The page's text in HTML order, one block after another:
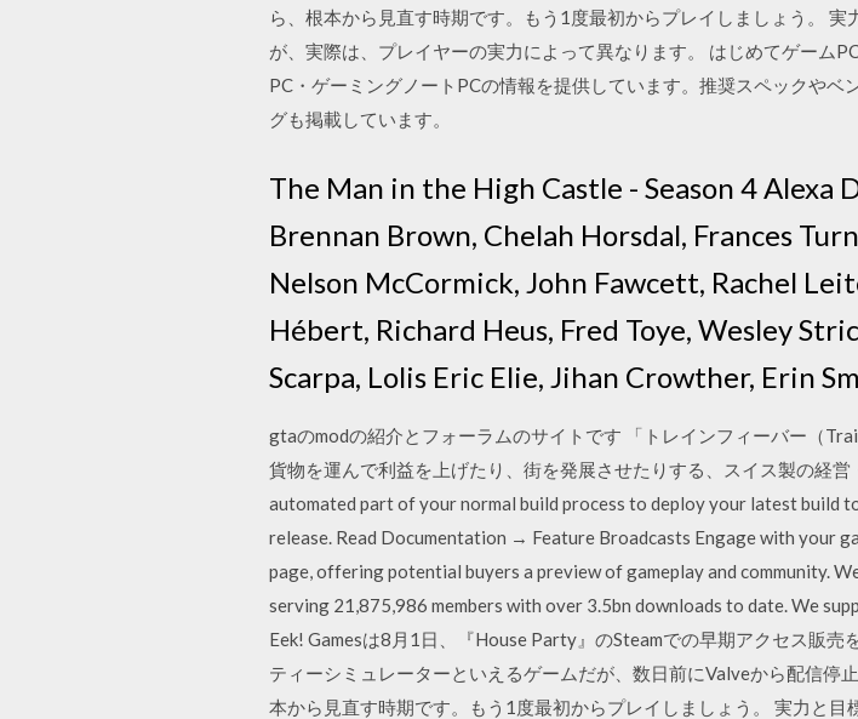
ら、根本から見直す時期です。もう1度最初からプレイしましょう。
が、実際は、プレイヤーの実力によって異なります。 はじめてゲーム
PC・ゲーミングノートPCの情報を提供しています。推奨スペックや
グも掲載しています。
The Man in the High Castle - Season 4 Alexa
Brennan Brown, Chelah Horsdal, Frances
Nelson McCormick, John Fawcett, Rachel
Hébert, Richard Heus, Fred Toye, Wesley
Scarpa, Lolis Eric Elie, Jihan Crowther, Erin
gtaのmodの紹介とフォーラムのサイトです 「トレインフィーバー（
貨物を運んで利益を上げたり、街を発展させたりする、スイス製の経
automated part of your normal build process to deploy your latest build
release. Read Documentation → Feature Broadcasts Engage with your
page, offering potential buyers a preview of gameplay and community.
serving 21,875,986 members with over 3.5bn downloads to date. We
Eek! Gamesは8月1日、『House Party』のSteamでの早期アクセス販
ティーシミュレーターといえるゲームだが、数日前にValveから配信停
本から見直す時期です。もう1度最初からプレイしましょう。 実力と